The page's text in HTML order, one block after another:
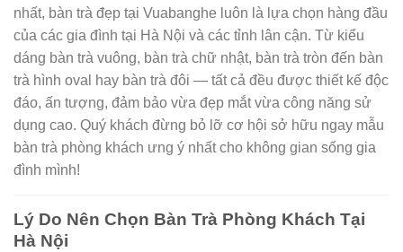
nhất, bàn trà đẹp tại Vuabanghe luôn là lựa chọn hàng đầu
của các gia đình tại Hà Nội và các tỉnh lân cận. Từ kiểu
dáng bàn trà vuông, bàn trà chữ nhật, bàn trà tròn đến bàn
trà hình oval hay bàn trà đôi — tất cả đều được thiết kế độc
đáo, ấn tượng, đảm bảo vừa đẹp mắt vừa công năng sử
dụng cao. Quý khách đừng bỏ lỡ cơ hội sở hữu ngay mẫu
bàn trà phòng khách ưng ý nhất cho không gian sống gia
đình mình!
Lý Do Nên Chọn Bàn Trà Phòng Khách Tại
Hà Nội